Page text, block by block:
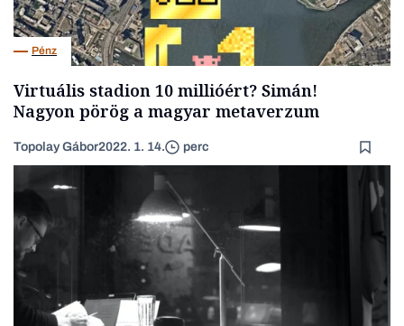
Pénz
Virtuális stadion 10 millióért? Simán!
Nagyon pörög a magyar metaverzum
Topolay Gábor2022. 1. 14. perc